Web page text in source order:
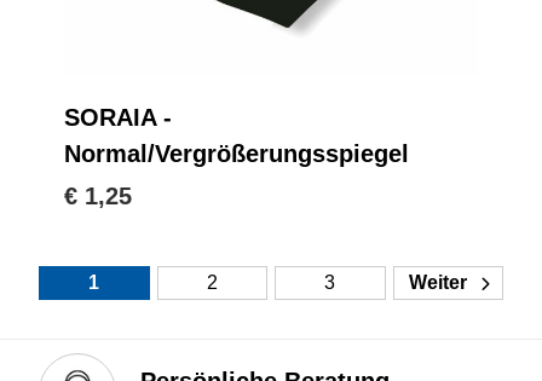
SORAIA -
Normal/Vergrößerungsspiegel
€ 1,25
1 2 3 Weiter